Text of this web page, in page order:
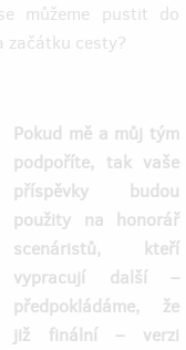
můžeme pustit do
začátku cesty?
Pokud mě a můj tým
podpoříte, tak vaše
příspěvky budou
použity na honorář
scenáristů, kteří
vypracují další –
předpokládáme, že
již finální – verzi